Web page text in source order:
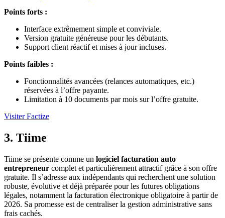
Points forts :
Interface extrêmement simple et conviviale.
Version gratuite généreuse pour les débutants.
Support client réactif et mises à jour incluses.
Points faibles :
Fonctionnalités avancées (relances automatiques, etc.)
réservées à l’offre payante.
Limitation à 10 documents par mois sur l’offre gratuite.
Visiter Factize
3. Tiime
Tiime se présente comme un logiciel facturation auto
entrepreneur complet et particulièrement attractif grâce à son offre
gratuite. Il s’adresse aux indépendants qui recherchent une solution
robuste, évolutive et déjà préparée pour les futures obligations
légales, notamment la facturation électronique obligatoire à partir de
2026. Sa promesse est de centraliser la gestion administrative sans
frais cachés.